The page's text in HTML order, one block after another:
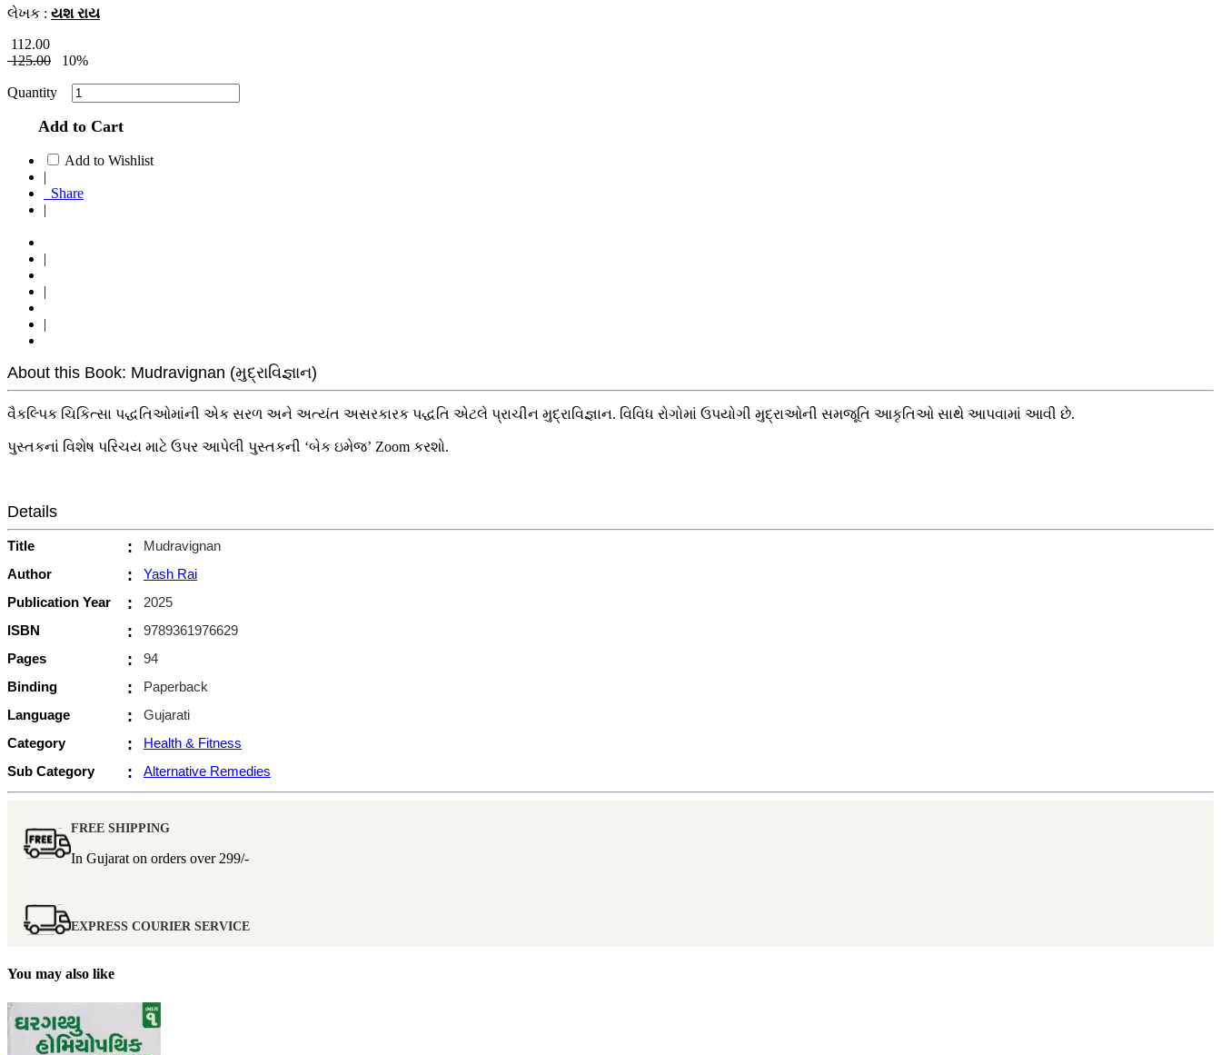
લેખક : યશ રાય
112.00
125.00
10%
Quantity
Add to Cart
Add to Wishlist
|
Share
|
|
|
|
About this Book: Mudravignan (મુદ્રાવિજ્ઞાન)
વૈકલ્પિક ચિકિત્સા પદ્ધતિઓમાંની એક સરળ અને અત્યંત અસરકારક પદ્ધતિ એટલે પ્રાચીન મુદ્રાવિજ્ઞાન. વિવિધ રોગોમાં ઉપયોગી મુદ્રાઓની સમજૂતિ આકૃતિઓ સાથે આપવામાં આવી છે.
પુસ્તકનાં વિશેષ પરિચય માટે ઉપર આપેલી પુસ્તકની ‘બેક ઇમેજ’ Zoom કરશો.
Details
Title :
Mudravignan
Author
:
Yash Rai
Publication Year
:
2025
ISBN
:
9789361976629
Pages
:
94
Binding
:
Paperback
Language
:
Gujarati
Category
:
Health & Fitness
Sub Category
: Alternative Remedies
FREE SHIPPING
In Gujarat on orders over 299/-
EXPRESS COURIER SERVICE
You may also like